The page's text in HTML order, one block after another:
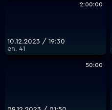
2:00:00
10.12.2023 / 19:30
еп. 41
50:00